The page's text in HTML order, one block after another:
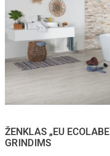
ŽENKLAS „EU
GRINDIMS